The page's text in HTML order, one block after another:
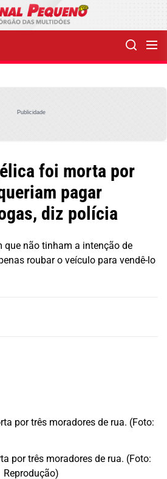
Publicidade
foi morta por
pagar
diz polícia
que não tinham a intenção de
roubar o veículo para vendê-lo
por três moradores de rua. (Foto:
Reprodução)